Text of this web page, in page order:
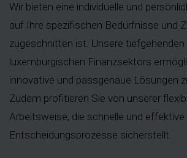
Wir bieten eine individuelle und
auf Ihre spezifischen Bedürfnisse und
zugeschnitten ist. Unsere
luxemburgischen Finanzsektors
innovative und passgenaue Lösungen
Zudem profitieren Sie von unserer
Arbeitsweise, die schnelle und effektive
Entscheidungsprozesse sicherstellt.